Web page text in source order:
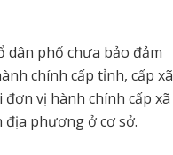
dân phố chưa bảo đảm
chính cấp tỉnh, cấp xã
vị hành chính cấp xã
phương ở cơ sở.